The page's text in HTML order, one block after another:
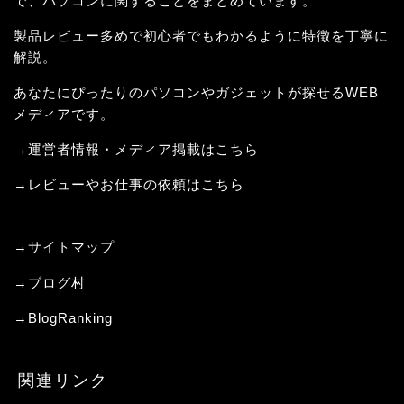
製品レビュー多めで初心者でもわかるように特徴を丁寧に
解説。
あなたにぴったりのパソコンやガジェットが探せるWEB
メディアです。
→運営者情報・メディア掲載はこちら
→レビューやお仕事の依頼はこちら
→サイトマップ
→ ブログ村
→ BlogRanking
関連リンク